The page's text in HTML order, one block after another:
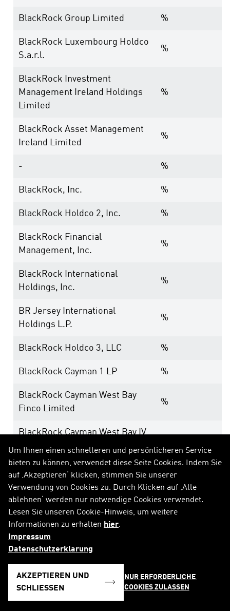
BlackRock Group Limited %
BlackRock Luxembourg Holdco
S.a.r.l.
%
BlackRock Investment
Management Ireland Holdings
Limited
%
BlackRock Asset Management
Ireland Limited
%
- %
BlackRock, Inc. %
BlackRock Holdco 2, Inc. %
BlackRock Financial
Management, Inc.
%
BlackRock International
Holdings, Inc.
%
BR Jersey International
Holdings L.P.
%
BlackRock Holdco 3, LLC %
BlackRock Cayman 1 LP %
BlackRock Cayman West Bay
Finco Limited
%
BlackRock Cayman West Bay IV
Limited
BlackRock Group Limited
BlackRock Luxembourg Holdco
%
BlackRock UK Holdco Limited
BlackRock Asset Management
Schweiz AG
- %
Um Ihnen einen schnelleren und persönlicheren Service
bieten zu können, verwendet diese Seite Cookies. Indem Sie
auf ‚Akzeptieren‘ klicken, stimmen Sie unserer
Verwendung von Cookies zu. Durch Klicken auf ‚Alle
ablehnen‘ werden nur notwendige Cookies verwendet.
Lesen Sie unseren Cookie-Hinweis, um weitere
Informationen zu erhalten hier.
Impressum
Datenschutzerklarung
AKZEPTIEREN UND
SCHLIESSEN
NUR ERFORDERLICHE
COOKIES ZULASSEN